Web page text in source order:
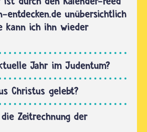
entdecken.de unübersichtlich
kann ich ihn wieder
Jahr im Judentum?
Christus gelebt?
Zeitrechnung der